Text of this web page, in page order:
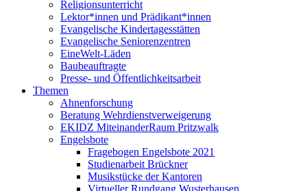
Religionsunterricht
Lektor*innen und Prädikant*innen
Evangelische Kindertagesstätten
Evangelische Seniorenzentren
EineWelt-Läden
Baubeauftragte
Presse- und Öffentlichkeitsarbeit
Themen
Ahnenforschung
Beratung Wehrdienstverweigerung
EKIDZ MiteinanderRaum Pritzwalk
Engelsbote
Fragebogen Engelsbote 2021
Studienarbeit Brückner
Musikstücke der Kantoren
Virtueller Rundgang Wusterhausen